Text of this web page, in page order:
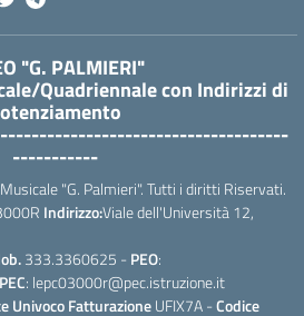
"G. PALMIERI"
Quadriennale con Indirizzi di
-----------
"G. Palmieri". Tutti i diritti Riservati.
Indirizzo:Viale dell'Università 12,
333.3360625 - PEO:
PEC: lepc03000r@pec.istruzione.it
Univoco FatturazioneUFIX7A -Codice